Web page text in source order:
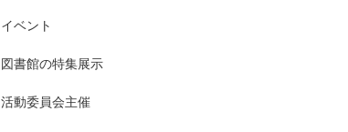
イベント
図書館の特集展示
活動委員会主催